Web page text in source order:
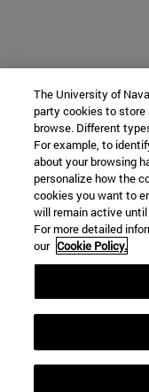
The University of
party cookies to store
browse. Different
For example, to
about your browsing
personalize how the
cookies you want to
will remain active
For more detailed
our Cookie Policy.